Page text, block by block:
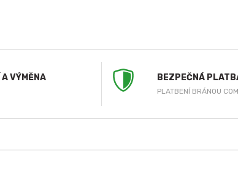
VÝMĚNA BEZPEČNÁ
PLATBENÍ BRÁNOU